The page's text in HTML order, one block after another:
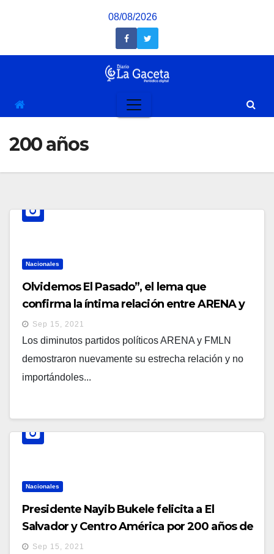
08/08/2026
200 años
Nacionales
Olvidemos El Pasado”, el lema que
confirma la íntima relación entre ARENA y
el FMLN
Sep 15, 2021
Los diminutos partidos políticos ARENA y FMLN
demostraron nuevamente su estrecha relación y no
importándoles...
Nacionales
Presidente Nayib Bukele felicita a El
Salvador y Centro América por 200 años de
independencia
Sep 15, 2021